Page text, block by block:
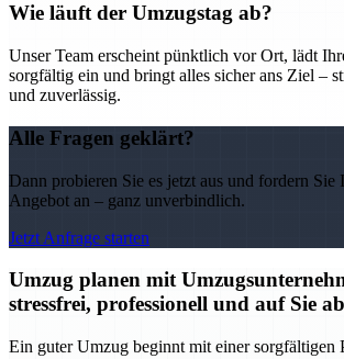
Wie läuft der Umzugstag ab?
Unser Team erscheint pünktlich vor Ort, lädt
sorgfältig ein und bringt alles sicher ans Ziel –
und zuverlässig.
Alle Fragen geklärt?
Dann probieren Sie es jetzt aus und fordern
Angebot an – ganz unverbindlich.
Jetzt Anfrage starten
Umzug planen mit
stressfrei, professionell und auf Sie
Ein guter Umzug beginnt mit einer sorgfältigen